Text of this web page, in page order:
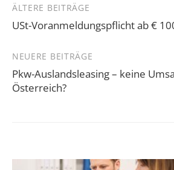
Beitragsnavigation
ÄLTERE BEITRÄGE
USt-Voranmeldungspflicht ab €
NEUERE BEITRÄGE
Pkw-Auslandsleasing – keine
Österreich?